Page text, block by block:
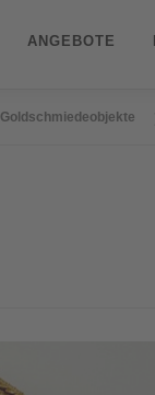
ANGEBOTE
Goldschmiedeobjekte